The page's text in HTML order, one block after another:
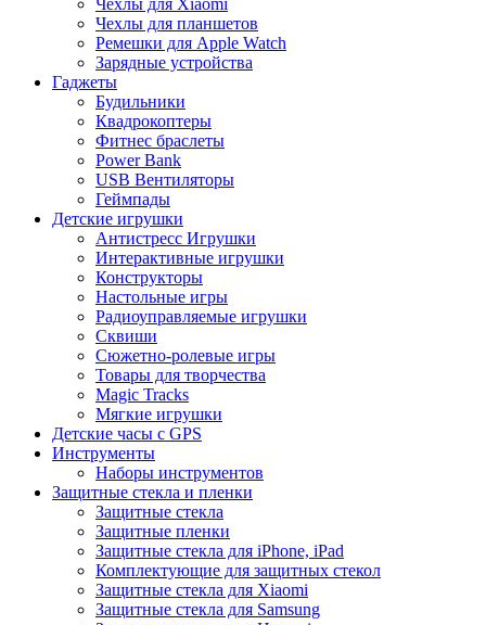
Чехлы для планшетов
Ремешки для Apple Watch
Зарядные устройства
Гаджеты
Будильники
Квадрокоптеры
Фитнес браслеты
Power Bank
USB Вентиляторы
Геймпады
Детские игрушки
Антистресс Игрушки
Интерактивные игрушки
Конструкторы
Настольные игры
Радиоуправляемые игрушки
Сквиши
Сюжетно-ролевые игры
Товары для творчества
Magic Tracks
Мягкие игрушки
Детские часы с GPS
Инструменты
Наборы инструментов
Защитные стекла и пленки
Защитные стекла
Защитные пленки
Защитные стекла для iPhone, iPad
Комплектующие для защитных стекол
Защитные стекла для Xiaomi
Защитные стекла для Samsung